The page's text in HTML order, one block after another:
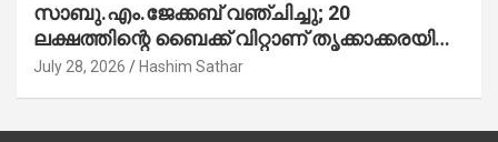
സാബു.എം.ജേക്കബ് വഞ്ചിച്ചു; 20
ലക്ഷത്തിന്റെ ബൈക്ക് വിറ്റാണ് തൃക്കാക്കരയില്‍
മത്സരിച്ചത്! പ്രചാരണത്തിന് രണ്ടേ രണ്ടുപേര്‍
July 28, 2026 Hashim Sathar